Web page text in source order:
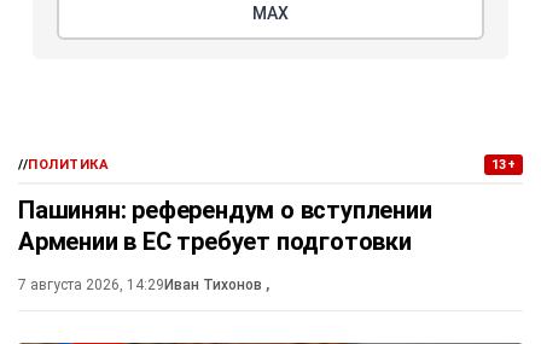
МАХ
//ПОЛИТИКА 13+
Пашинян: референдум о вступлении
Армении в ЕС требует подготовки
7 августа 2026, 14:29Иван Тихонов ,